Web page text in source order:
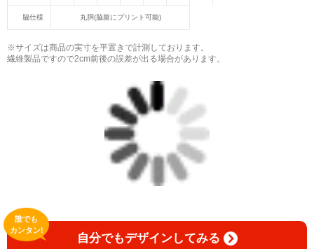
脇仕様 丸胴(脇腹にプリント可能)
※サイズは商品の実寸を平置きで計測しております。
繊維製品ですので2cm前後の誤差が出る場合があります。
自分でもデザインしてみる
誰でも
カンタン!